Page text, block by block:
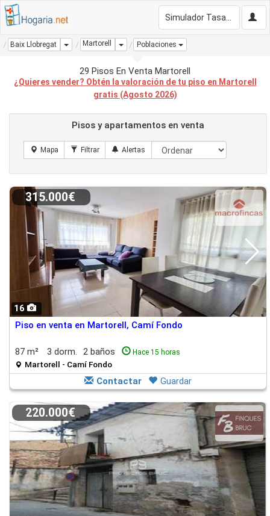
Baix Llobregat Dropdown
Martorell Dropdown
Poblaciones
29 Pisos En Venta Martorell
¿Quieres vender? Obtén la valoración de tu piso en Martorell
gratis (Agosto 2026)
Pisos y apartamentos en venta
16
315.000€
Piso en venta en Martorell, Camí Fondo
87 m² 3 dorm. 2 baños Hace 15 horas
Martorell - Camí Fondo
Contactar Guardar
220.000€